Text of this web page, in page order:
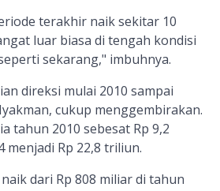
terakhir naik sekitar 10
luar biasa di tengah kondisi
sekarang," imbuhnya.
direksi mulai 2010 sampai
cukup menggembirakan.
tahun 2010 sebesat Rp 9,2
Rp 22,8 triliun.
dari Rp 808 miliar di tahun